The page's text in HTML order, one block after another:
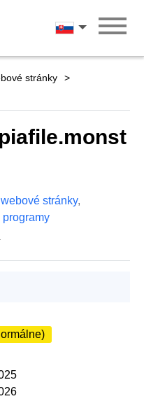
Slovenčina
stránky
stránky,